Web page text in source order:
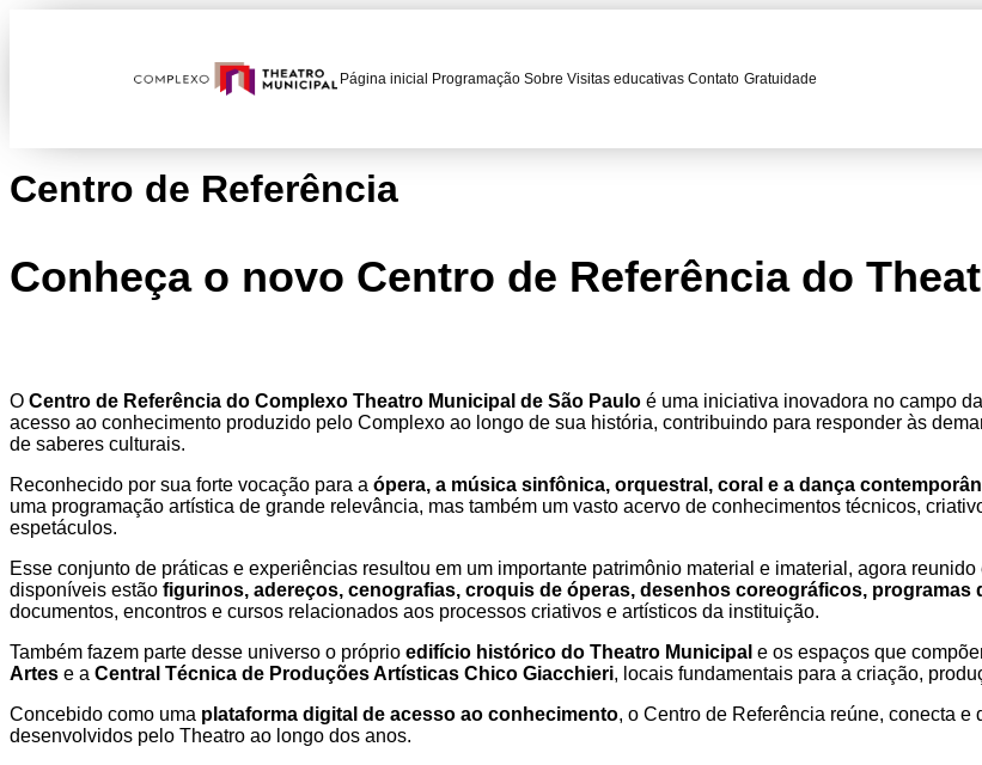
Página inicial Programação Sobre Visitas educativas Contato Gratuidade
Centro de Referência
Conheça o novo Centro de Referência do
O Centro de Referência do Complexo Theatro Municipal de São Paulo é uma iniciativa inovadora no campo
acesso ao conhecimento produzido pelo Complexo ao longo de sua história, contribuindo para responder às
de saberes culturais.
Reconhecido por sua forte vocação para a ópera, a música sinfônica, orquestral, coral e a dança
uma programação artística de grande relevância, mas também um vasto acervo de conhecimentos técnicos,
espetáculos.
Esse conjunto de práticas e experiências resultou em um importante patrimônio material e imaterial, agora
disponíveis estão figurinos, adereços, cenografias, croquis de óperas, desenhos coreográficos,
documentos, encontros e cursos relacionados aos processos criativos e artísticos da instituição.
Também fazem parte desse universo o próprio edifício histórico do Theatro Municipal e os espaços que
Artes e a Central Técnica de Produções Artísticas Chico Giacchieri, locais fundamentais para a criação,
Concebido como uma plataforma digital de acesso ao conhecimento, o Centro de Referência reúne, conecta
desenvolvidos pelo Theatro ao longo dos anos.